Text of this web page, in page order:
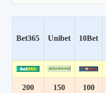
Bet365 Unibet 10Bet
200
150
100